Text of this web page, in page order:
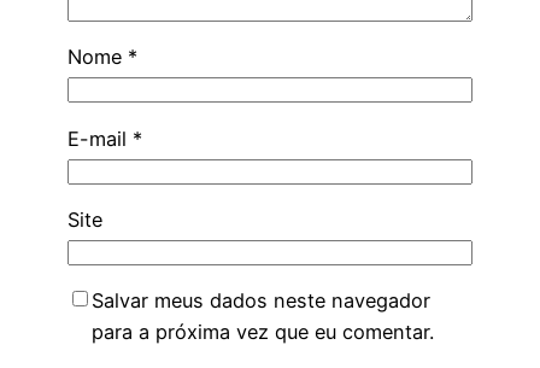
Nome *
E-mail *
Site
Salvar meus dados neste navegador
para a próxima vez que eu comentar.